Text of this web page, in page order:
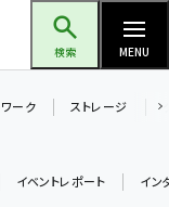
検索 MENU
ーク ストレージ
イベントレポート イン